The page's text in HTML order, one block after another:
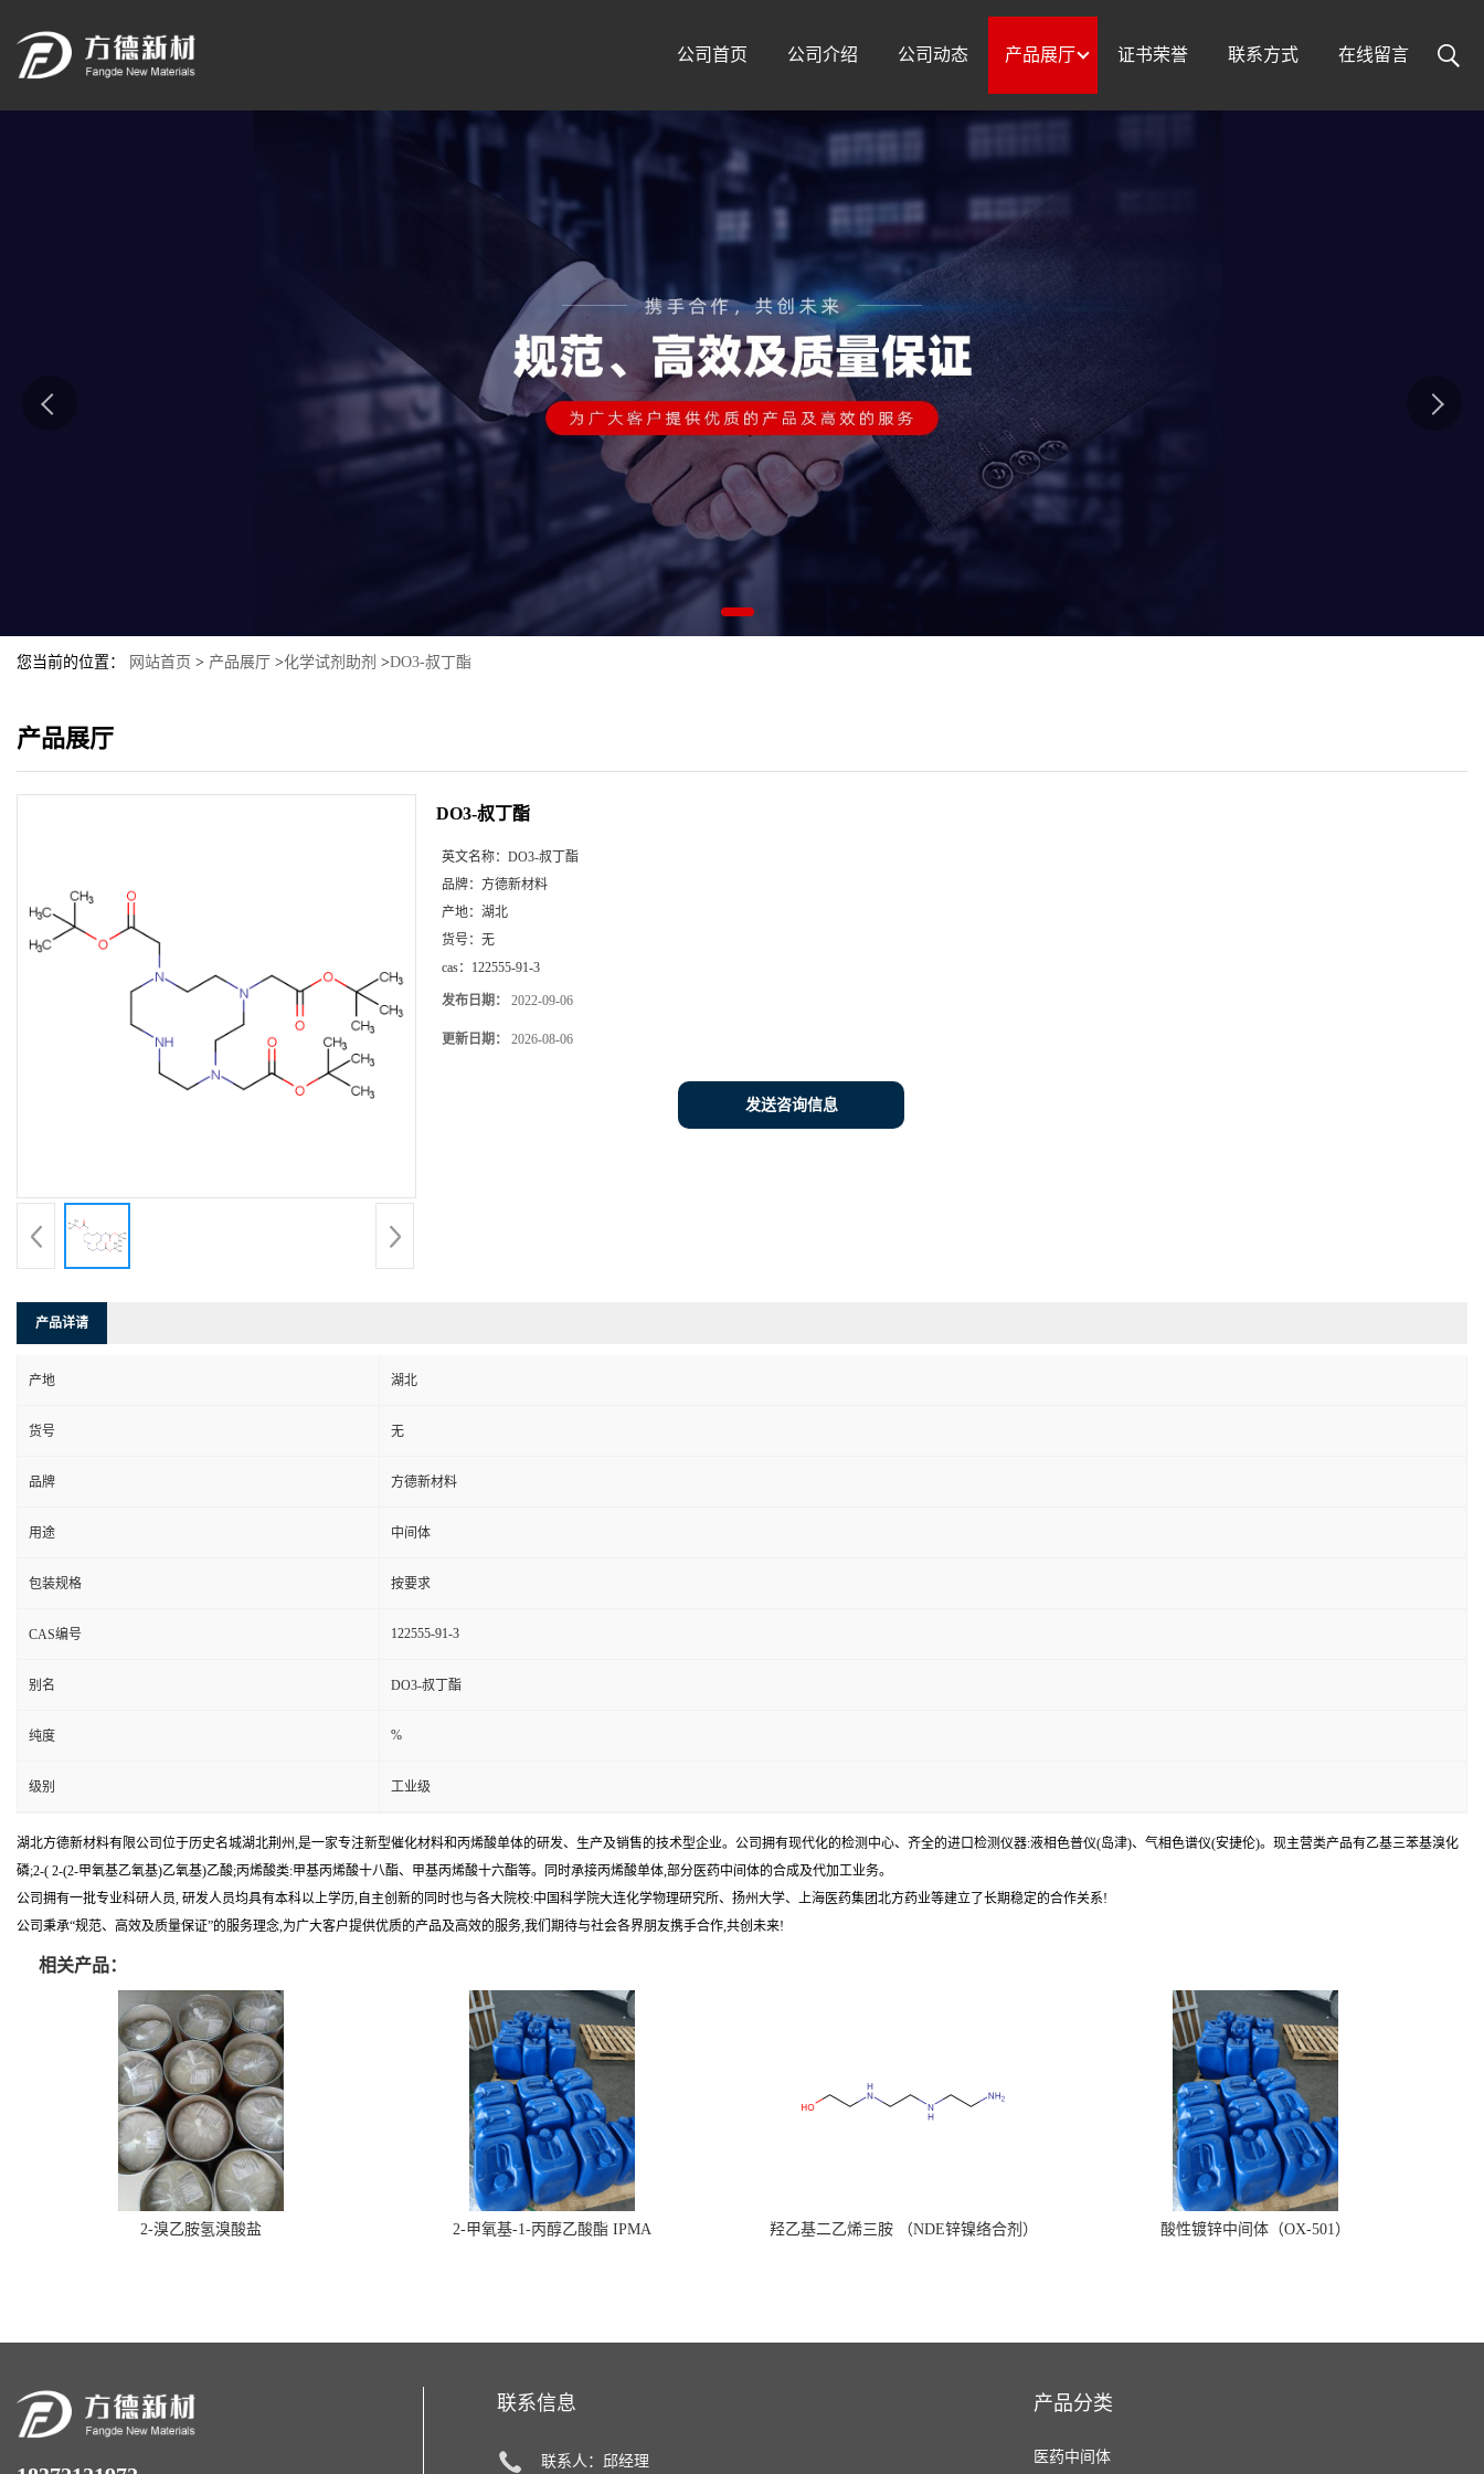
公司首页 公司介绍 公司动态 产品展厅 证书荣誉 联系方式 在线留言
您当前的位置： 网站首页 > 产品展厅 >化学试剂助剂 >DO3-叔丁酯
产品展厅
DO3-叔丁酯
英文名称： DO3-叔丁酯
品牌： 方德新材料
产地： 湖北
货号： 无
cas： 122555-91-3
发布日期： 2022-09-06
更新日期： 2026-08-06
发送咨询信息
产品详请
产地 湖北
货号 无
品牌 方德新材料
用途 中间体
包装规格 按要求
CAS编号 122555-91-3
别名 DO3-叔丁酯
纯度 %
级别 工业级
湖北方德新材料有限公司位于历史名城湖北荆州,是一家专注新型催化材料和丙烯酸单体的研发、生产及销售的技术型企业。公司拥有现代化的检测中心、齐全的进口检测仪器:液相色普仪(岛津)、气相色谱仪(安捷伦)。现主营类产品有乙基三苯基溴化
磷;2-( 2-(2-甲氧基乙氧基)乙氧基)乙酸;丙烯酸类:甲基丙烯酸十八酯、甲基丙烯酸十六酯等。同时承接丙烯酸单体,部分医药中间体的合成及代加工业务。
公司拥有一批专业科研人员, 研发人员均具有本科以上学历,自主创新的同时也与各大院校:中国科学院大连化学物理研究所、扬州大学、上海医药集团北方药业等建立了长期稳定的合作关系!
公司秉承“规范、高效及质量保证”的服务理念,为广大客户提供优质的产品及高效的服务,我们期待与社会各界朋友携手合作,共创未来!
相关产品：
2-溴乙胺氢溴酸盐 2-甲氧基-1-丙醇乙酸酯 IPMA 羟乙基二乙烯三胺 （NDE锌镍络合剂） 酸性镀锌中间体（OX-501）
联系信息
联系人：邱经理
产品分类
医药中间体